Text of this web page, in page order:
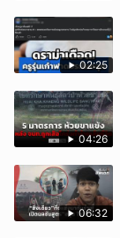
02:25
04:26
06:32